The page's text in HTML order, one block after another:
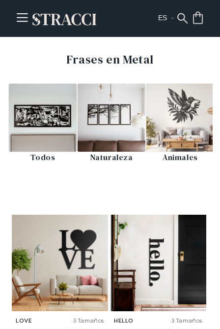
Frases en Metal
Todos Naturaleza Animales
LOVE
3 Tamaños
HELLO
3 Tamaños